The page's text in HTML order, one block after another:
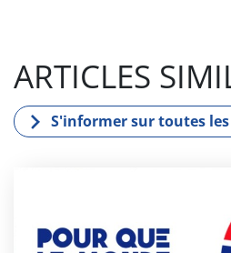
ri
-
ARTICLES
S'informer sur toutes